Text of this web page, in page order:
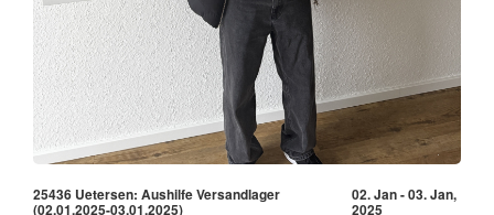
25436 Uetersen: Aushilfe Versandlager
(02.01.2025-03.01.2025)
02. Jan - 03. Jan,
2025